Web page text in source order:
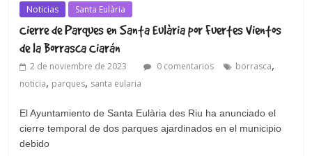
Noticias Santa Eulària
Cierre de Parques en Santa Eulària por Fuertes Vientos
de la Borrasca Ciarán
2 de noviembre de 2023 0 comentarios borrasca,
noticia, parques, santa eularia
El Ayuntamiento de Santa Eulària des Riu ha anunciado el
cierre temporal de dos parques ajardinados en el municipio
debido